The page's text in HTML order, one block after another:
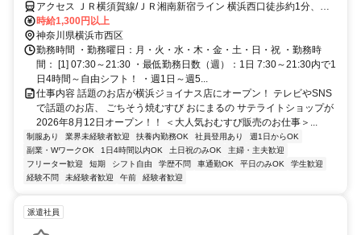
アクセス ＪＲ横須賀線/ＪＲ湘南新宿ライン 横浜西口徒歩約1分、Ｊ
Ｒ京浜東北線/ＪＲ横浜線 横浜西口徒歩約1分、京急本線 横浜西口徒
歩約1分 「横浜駅」より徒歩1分 【受動喫煙防止措置】敷地内禁煙
（喫煙所/勤務地により異なる）
時給1,300円以上
神奈川県横浜市西区
勤務時間 ・勤務曜日：月・火・水・木・金・土・日・祝 ・勤務時
間： [1] 07:30～21:30 ・最低勤務日数（週）：1日 7:30～21:30内で1
日4時間～自由シフト！ ・週1日～週5...
仕事内容 話題のお店が横浜ジョイナス店にオープン！ テレビやSNS
で話題のお店、 ごちそう焼むすび おにまるの サテライトショップが
2026年8月12日オープン！！ ＜大人気おむすび販売のお仕事＞...
制服あり 業界未経験者歓迎 扶養内勤務OK 社員登用あり
週1日からOK
副業・WワークOK
1日4時間以内OK 土日祝のみOK
主婦・主夫歓迎
フリーター歓迎
短期 シフト自由 学歴不問 車通勤OK 平日のみOK
学生歓迎
経験不問
未経験者歓迎 午前 経験者歓迎
派遣社員